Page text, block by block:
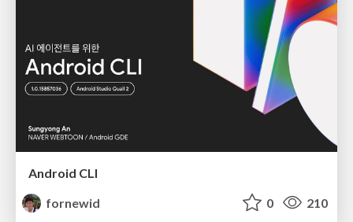
Android CLI
fornewid
0 210